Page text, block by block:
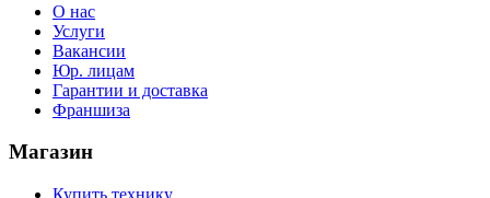
О нас
Услуги
Вакансии
Юр. лицам
Гарантии и доставка
Франшиза
Магазин
Купить технику